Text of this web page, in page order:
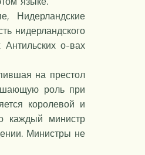
Нидерландские
нидерландского
о-вах
на престол
роль при
королевой и
каждый министр
Министры не